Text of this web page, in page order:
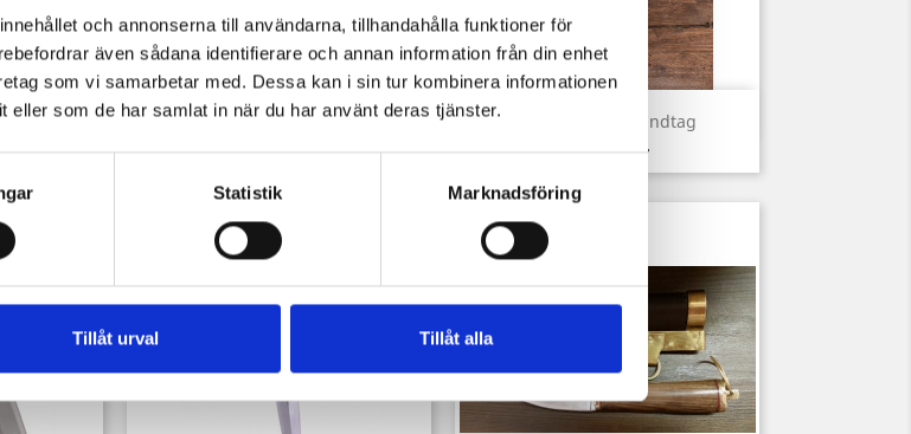
och annonserna till användarna, tillhandahålla funktioner för
även sådana identifierare och annan information från din enhet
som vi samarbetar med. Dessa kan i sin tur kombinera informationen
eller som de har samlat in när du har använt deras tjänster.
Statistik Marknadsföring
Tillåt urval Tillåt alla
Seax Damascusstål 50cm
Pris
2 999,00 kr
Snabbvy Seax Med Benhandtag
Pris
820,00 kr
Snabbvy